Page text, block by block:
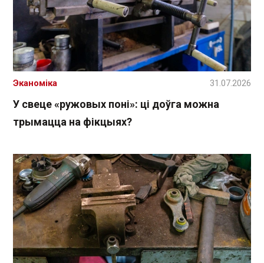
У свеце «ружовых поні»: ці доўга можна
трымацца на фікцыях?
Эканоміка 31.07.2026